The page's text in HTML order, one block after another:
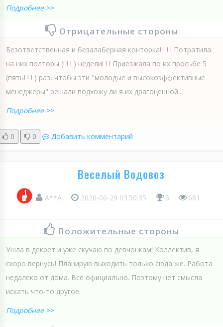
Подробнее >>
Отрицательные стороны
Безответственная и безалаберная конторка! ! ! ! Потратила
на них полторы (! ! ! ) недели! ! ! Приезжала по их просьбе 5
(пять! ! ! ) раз, чтобы эти "молодые и высокоэффективные
менеджеры" решали подхожу ли я их драгоценной...
Подробнее >>
0 0 Добавить комментарий
Веселый Водовоз
А**А 2020-06-29 03:50:35 5 681
Положительные стороны
Ушла в декрет и уже скучаю по девчонкам! Коллектив, я
скоро вернусь! Планирую выходить только сюда же. Работа
недалеко от дома. Все официально. Поэтому нет смысла
искать что-то другое.
Подробнее >>